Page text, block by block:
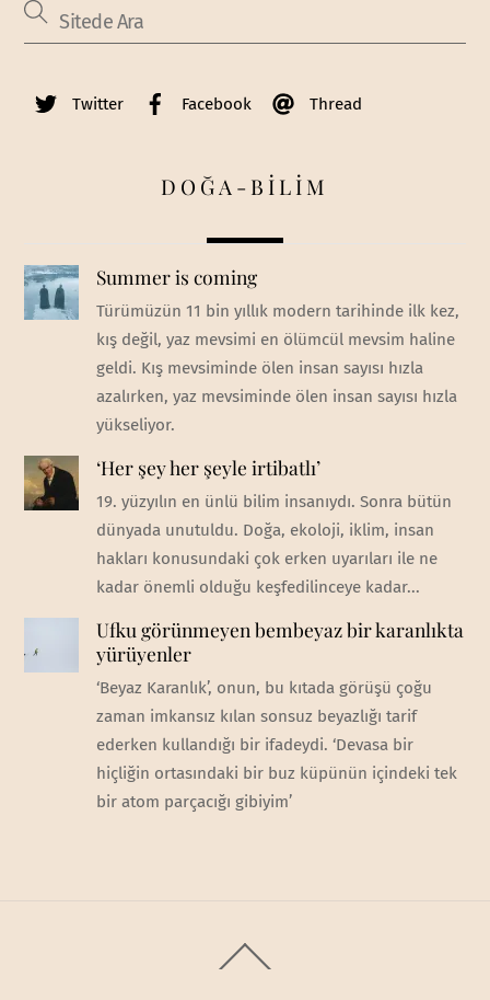
Twitter Facebook Thread
DOĞA-BİLİM
Summer is coming
Türümüzün 11 bin yıllık modern tarihinde ilk kez,
kış değil, yaz mevsimi en ölümcül mevsim haline
geldi. Kış mevsiminde ölen insan sayısı hızla
azalırken, yaz mevsiminde ölen insan sayısı hızla
yükseliyor.
‘Her şey her şeyle irtibatlı’
19. yüzyılın en ünlü bilim insanıydı. Sonra bütün
dünyada unutuldu. Doğa, ekoloji, iklim, insan
hakları konusundaki çok erken uyarıları ile ne
kadar önemli olduğu keşfedilinceye kadar...
Ufku görünmeyen bembeyaz bir karanlıkta
yürüyenler
‘Beyaz Karanlık’, onun, bu kıtada görüşü çoğu
zaman imkansız kılan sonsuz beyazlığı tarif
ederken kullandığı bir ifadeydi. ‘Devasa bir
hiçliğin ortasındaki bir buz küpünün içindeki tek
bir atom parçacığı gibiyim’
To